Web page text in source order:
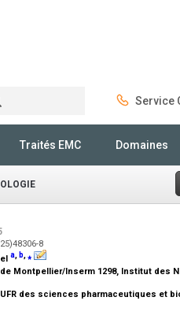
Service
Traités EMC Domaines
8
a, b,⁎
Montpellier/Inserm 1298, Institut des
des sciences pharmaceutiques et